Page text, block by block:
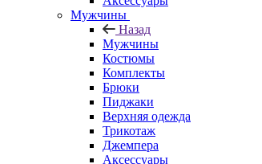
Мужчины
Назад
Мужчины
Костюмы
Комплекты
Брюки
Пиджаки
Верхняя одежда
Трикотаж
Джемпера
Аксессуары